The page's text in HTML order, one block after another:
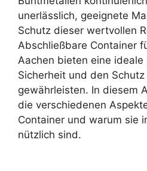
unerlässlich, geeignete
Schutz dieser wertvollen
Abschließbare Container
Aachen bieten eine ideale
Sicherheit und den
gewährleisten. In diesem
die verschiedenen
Container und warum sie
nützlich sind.